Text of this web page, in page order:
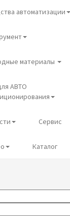
автоматизации
материалы
АВТО
Сервис
Каталог